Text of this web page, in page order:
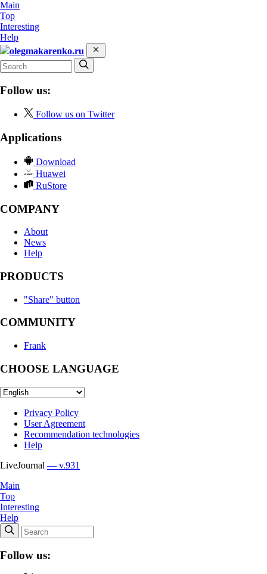
Main
Top
Interesting
Help
olegmakarenko.ru
Follow us:
Follow us on Twitter
Applications
Download
Huawei
RuStore
COMPANY
About
News
Help
PRODUCTS
"Share" button
COMMUNITY
Frank
CHOOSE LANGUAGE
Privacy Policy
User Agreement
Recommendation technologies
Help
LiveJournal — v.931
Main
Top
Interesting
Help
Follow us: